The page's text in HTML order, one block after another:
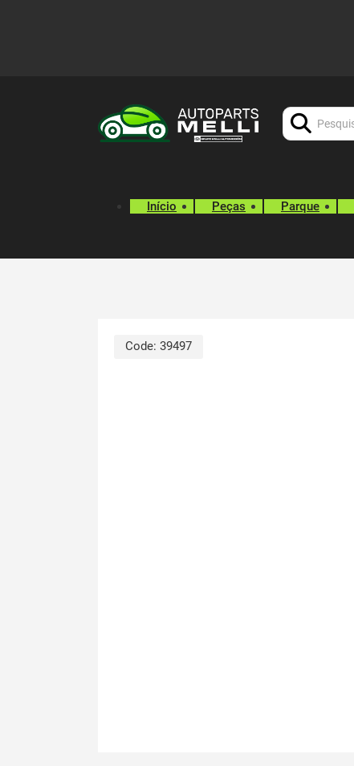
Início Peças Parque
Code: 39497